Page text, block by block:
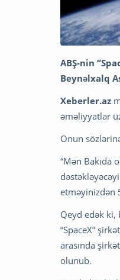
ABŞ-nin
Beynəlxalq
Xeberler.az
əməliyyatlar
Onun
“Mən Bakıda
etməyinizdən
Qeyd edək ki,
“SpaceX”
arasında
olunub.